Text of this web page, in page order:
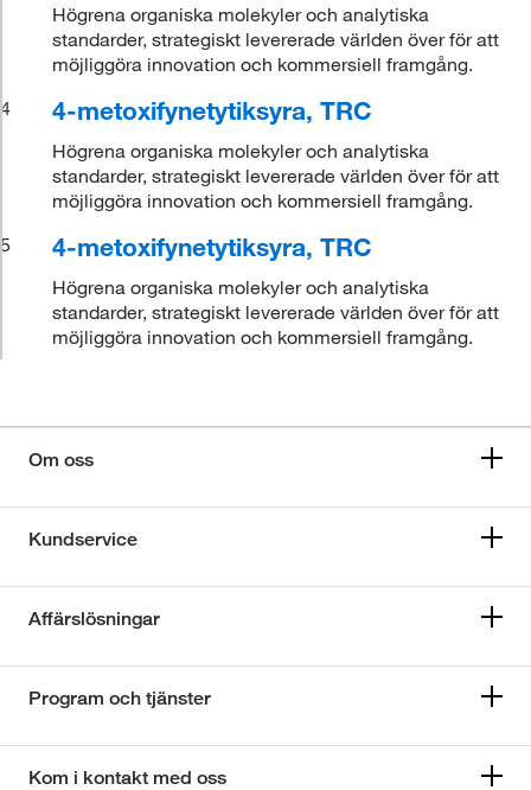
Högrena organiska molekyler och analytiska
standarder, strategiskt levererade världen över för att
möjliggöra innovation och kommersiell framgång.
4
4-metoxifynetytiksyra, TRC
Högrena organiska molekyler och analytiska
standarder, strategiskt levererade världen över för att
möjliggöra innovation och kommersiell framgång.
5
4-metoxifynetytiksyra, TRC
Högrena organiska molekyler och analytiska
standarder, strategiskt levererade världen över för att
möjliggöra innovation och kommersiell framgång.
Om oss
Kundservice
Affärslösningar
Program och tjänster
Kom i kontakt med oss